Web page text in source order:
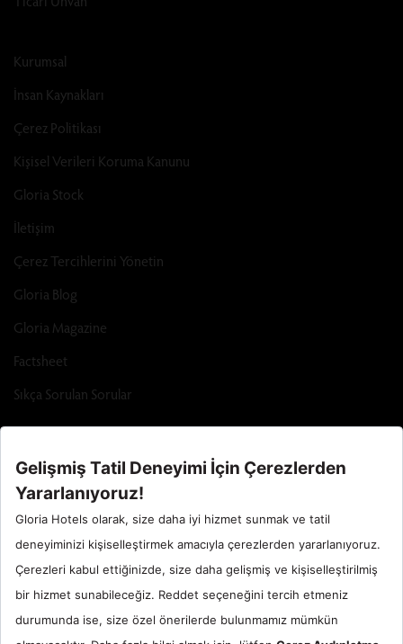
Kurumsal
İnsan Kaynakları
Çerez Politikası
Kişisel Verileri Koruma Kanunu
Gloria Stock
İletişim
Çerez Tercihlerini Yönetin
Gloria Blog
Gloria Magazine
Factsheet
Sıkça Sorulan Sorular
Call Center : 90 242 710 06 00
Otel Santral : 90534 461 97 97